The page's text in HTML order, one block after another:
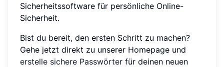
Sicherheitssoftware für persönliche Online-
Sicherheit.
Bist du bereit, den ersten Schritt zu machen?
Gehe jetzt direkt zu unserer Homepage und
erstelle sichere Passwörter für deinen neuen